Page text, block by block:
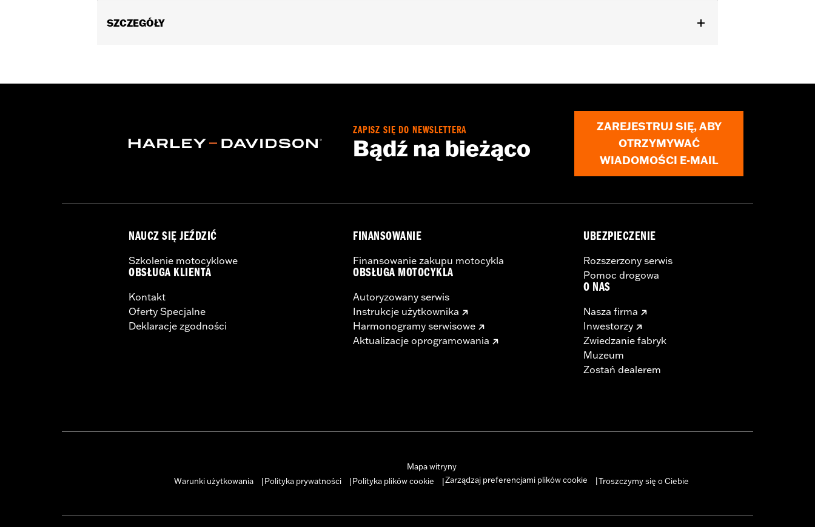
SZCZEGÓŁY
'25-later FLHXU, FLTRXRRSE and '26-later FLHXL, FLHXLSE and FLTRXL models or seats with tall passenger pillion pads. Pad height
Height: 6.75 Inches
ZAPISZ SIĘ DO NEWSLETTERA
Bądź na bieżąco
ZAREJESTRUJ SIĘ, ABY
OTRZYMYWAĆ
WIADOMOŚCI E-MAIL
NAUCZ SIĘ JEŹDZIĆ
Szkolenie motocyklowe
OBSŁUGA KLIENTA
Kontakt
Oferty Specjalne
Deklaracje zgodności
FINANSOWANIE
Finansowanie zakupu motocykla
OBSŁUGA MOTOCYKLA
Autoryzowany serwis
Instrukcje użytkownika
Harmonogramy serwisowe
Aktualizacje oprogramowania
UBEZPIECZENIE
Rozszerzony serwis
Pomoc drogowa
O NAS
Nasza firma
Inwestorzy
Zwiedzanie fabryk
Muzeum
Zostań dealerem
Mapa witryny
Warunki użytkowania
Polityka prywatności Polityka plików cookie Zarządzaj preferencjami plików cookie Troszczymy się o Ciebie